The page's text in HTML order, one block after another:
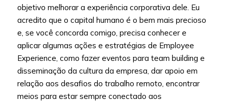
objetivo melhorar a experiência corporativa dele. Eu
acredito que o capital humano é o bem mais precioso
e, se você concorda comigo, precisa conhecer e
aplicar algumas ações e estratégias de Employee
Experience, como fazer eventos para team building e
disseminação da cultura da empresa, dar apoio em
relação aos desafios do trabalho remoto, encontrar
meios para estar sempre conectado aos